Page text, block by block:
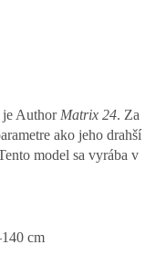
je Author Matrix 24. Za
ako jeho drahší
model sa vyrába v
cm